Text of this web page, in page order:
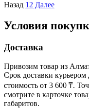
Назад 1 2 Далее
Условия
Доставка
Привозим товар из
Срок доставки
стоимость от 3 600 ₸.
смотрите в карточке
габаритов.